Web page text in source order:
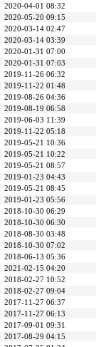
2020-04-01 08:32
2020-05-20 09:15
2020-03-14 02:47
2020-03-14 03:39
2020-01-31 07:00
2020-01-31 07:03
2019-11-26 06:32
2019-11-22 01:48
2019-08-26 04:36
2019-08-19 06:58
2019-06-03 11:39
2019-11-22 05:18
2019-05-21 10:36
2019-05-21 10:22
2019-05-21 08:57
2019-01-23 04:43
2019-05-21 08:45
2019-01-23 05:56
2018-10-30 06:29
2018-10-30 06:30
2018-08-30 03:48
2018-10-30 07:02
2018-06-13 05:36
2021-02-15 04:20
2018-02-27 10:52
2018-02-27 09:04
2017-11-27 06:37
2017-11-27 06:13
2017-09-01 09:31
2017-08-29 04:15